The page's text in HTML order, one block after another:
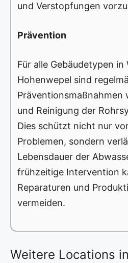
und Verstopfungen
Prävention
Für alle Gebäudetypen in
Hohenwepel sind
Präventionsmaßnahmen
und Reinigung der
Dies schützt nicht nur
Problemen, sondern
Lebensdauer der
frühzeitige Intervention
Reparaturen und
vermeiden.
Weitere Locations